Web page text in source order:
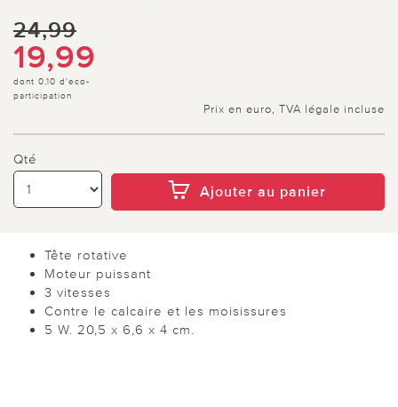
24,99
19,99
dont 0,10 d'eco-
participation
Prix en euro, TVA légale incluse
Qté
Ajouter au panier
Tête rotative
Moteur puissant
3 vitesses
Contre le calcaire et les moisissures
5 W. 20,5 x 6,6 x 4 cm.